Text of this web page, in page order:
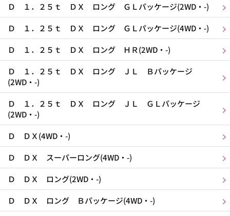
Ｄ １．２５ｔ ＤＸ ロング ＧＬパッケージ(2WD・-)
Ｄ １．２５ｔ ＤＸ ロング ＧＬパッケージ(4WD・-)
Ｄ １．２５ｔ ＤＸ ロング ＨＲ(2WD・-)
Ｄ １．２５ｔ ＤＸ ロング ＪＬ Ｂパッケージ
(2WD・-)
Ｄ １．２５ｔ ＤＸ ロング ＪＬ ＧＬパッケージ
(2WD・-)
Ｄ ＤＸ(4WD・-)
Ｄ ＤＸ スーパーロング(4WD・-)
Ｄ ＤＸ ロング(2WD・-)
Ｄ ＤＸ ロング Ｂパッケージ(4WD・-)